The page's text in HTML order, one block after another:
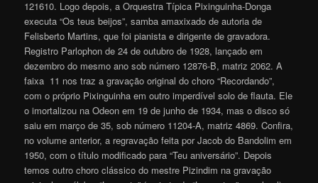
121610. Logo depois, a Orquestra Típica Pixinguinha-Donga
executa “Os teus beijos”, samba amaxixado de autoria de
Felisberto Martins, que foi pianista e dirigente de gravadora.
Registro Parlophon de 24 de outubro de 1928, lançado em
dezembro do mesmo ano sob número 12876-B, matriz 2062. A
faixa 11 nos traz a gravação original do choro “Recordando”,
com o próprio Pixinguinha em outro imperdível solo de flauta. Ele
o imortalizou na Odeon em 19 de junho de 1934, mas o disco só
saiu em março de 35, sob número 11204-A, matriz 4869. Confira,
no volume anterior, a regravação feita por Jacob do Bandolim em
1950, com o título modificado para “Teu aniversário”. Depois
temos outro choro clássico do mestre Pizindim na gravação